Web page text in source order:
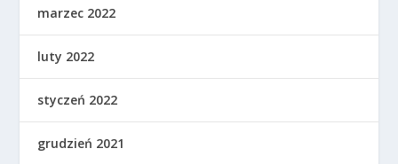
marzec 2022
luty 2022
styczeń 2022
grudzień 2021